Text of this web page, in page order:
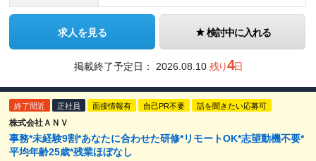
求人を見る 検討中に入れる
掲載終了予定日： 2026.08.10 残り4日
終了間近 正社員 面接情報有 自己PR不要 話を聞きたい応募可
株式会社ＡＮＶ
事務*未経験9割*あなたに合わせた研修*リモートOK*志望動機不要*
平均年齢25歳*残業ほぼなし